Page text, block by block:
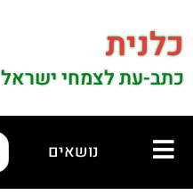
כלנית
כתב-עת לצמחי ישראל
נושאים